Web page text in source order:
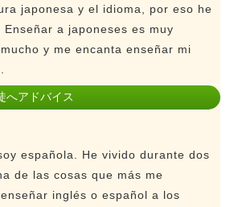
japonesa y el idioma, por eso he
a japoneses es muy
y me encanta enseñar mi
へアドバイス
española. He vivido durante dos
de las cosas que más me
inglés o español a los